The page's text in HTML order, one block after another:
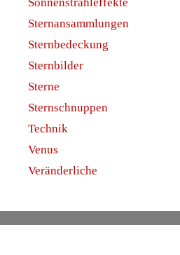
Sternansammlungen
Sternbedeckung
Sternbilder
Sterne
Sternschnuppen
Technik
Venus
Veränderliche